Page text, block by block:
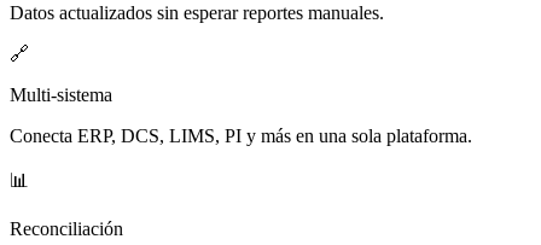
Datos actualizados sin esperar reportes manuales.
🔗
Multi-sistema
Conecta ERP, DCS, LIMS, PI y más en una sola plataforma.
📊
Reconciliación